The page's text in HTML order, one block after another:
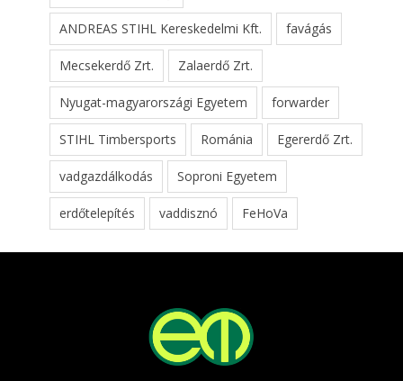
ANDREAS STIHL Kereskedelmi Kft. favágás
Mecsekerdő Zrt. Zalaerdő Zrt.
Nyugat-magyarországi Egyetem forwarder
STIHL Timbersports Románia Egererdő Zrt.
vadgazdálkodás Soproni Egyetem
erdőtelepítés vaddisznó FeHoVa